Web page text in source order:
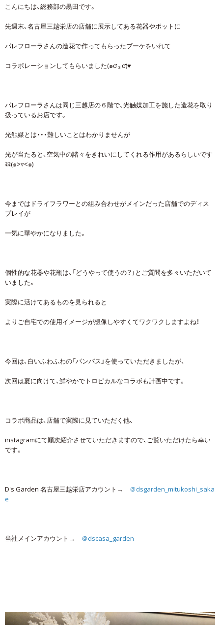
こんにちは、総務部の黒田です。
先週末、名古屋三越栄店の店舗に展示してある花器やポットに
パレフローラさんの造花で作ってもらったブーケをいれて
コラボレーションしてもらいました(๑ơ ₃ ơ)♥
パレフローラさんは同じ三越店の６階で、光触媒加工を施した造花を取り
扱っているお店です。
光触媒とは・・・難しいことはわかりませんが
光が当たると、空気中の諸々をきれいにしてくれる作用があるらしいです
ꉂꉂ(๑˃▿︎˂๑)
今まではドライフラワーとの組み合わせがメインだった店舗でのディス
プレイが
一気に華やかになりました。
個性的な花器や花瓶は、「どうやって使うの？」とご質問を多々いただいて
いました。
実際に活けてあるものを見られると
よりご自宅での使用イメージが想像しやすくてワクワクしますよね！
今回は、白いふわふわの「パンパス」を使っていただきましたが、
次回は夏に向けて、鮮やかでトロピカルなコラボも計画中です。
コラボ商品は、店舗で実際に見ていただく他、
instagramにて順次紹介させていただきますので、ご覧いただけたら幸い
です。
D's Garden 名古屋三越栄店アカウント→ ＠dsgarden_mitukoshi_saka
e
当社メインアカウント→ ＠dscasa_garden